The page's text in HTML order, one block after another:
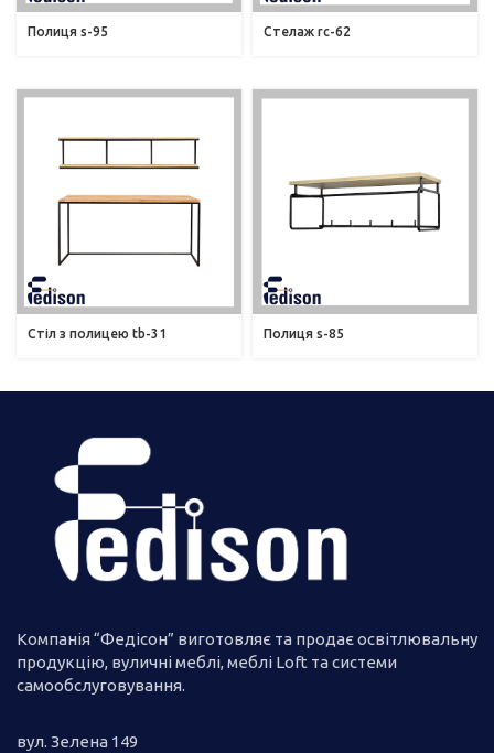
Полиця s-95 Стелаж rc-62
Стіл з полицею tb-31 Полиця s-85
Компанія “Федісон” виготовляє та продає освітлювальну
продукцію, вуличні меблі, меблі Loft та системи
самообслуговування.
вул. Зелена 149